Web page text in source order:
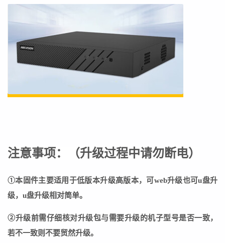
注意事项： （升级过程中请勿断电）
①本固件主要适用于低版本升级高版本，可web升级也可u盘升
级，u盘升级相对简单。
②升级前需仔细核对升级包与需要升级的机子型号是否一致，
若不一致则不要贸然升级。